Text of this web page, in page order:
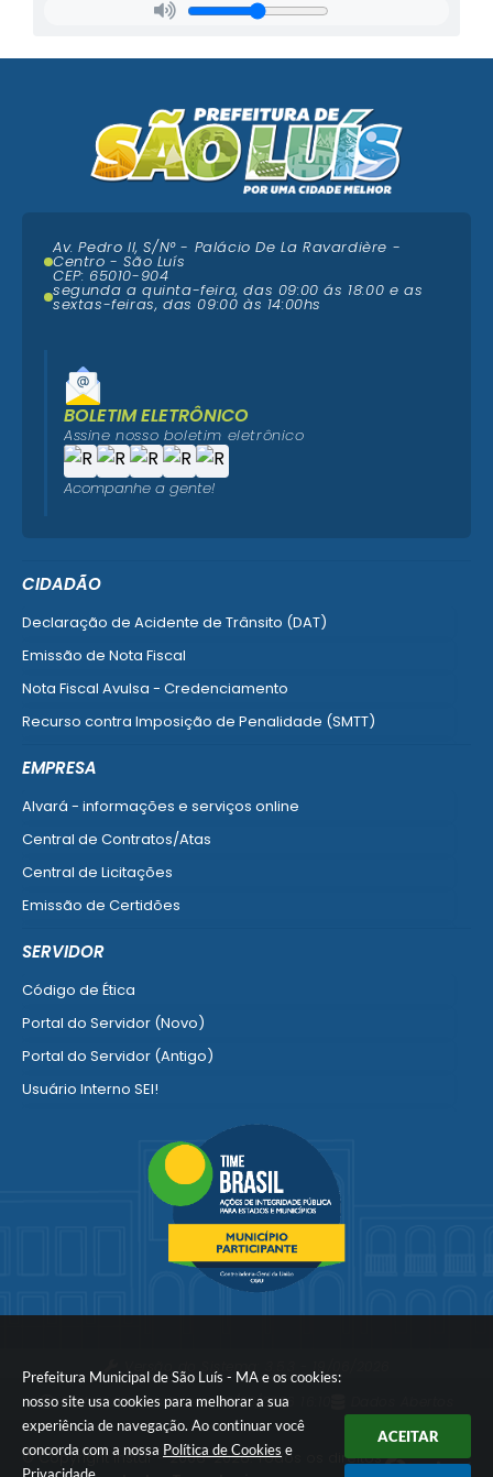
Prefeitura Municipal de São Luís - MA e os cookies:
nosso site usa cookies para melhorar a sua
experiência de navegação. Ao continuar você
concorda com a nossa Política de Cookies e
ACEITAR
CIDADÃO
Declaração de Acidente de Trânsito (DAT)
Emissão de Nota Fiscal
Nota Fiscal Avulsa - Credenciamento
Recurso contra Imposição de Penalidade (SMTT)
EMPRESA
Alvará - informações e serviços online
Central de Contratos/Atas
Central de Licitações
Emissão de Certidões
SERVIDOR
Código de Ética
Portal do Servidor (Novo)
Portal do Servidor (Antigo)
Usuário Interno SEI!
Portal do Segurado
Manual de Gestão Patrimonial
Ver mais serviços para o Servidor
Av. Pedro II, S/N° - Palácio De La Ravardière -
Centro - São Luís
CEP: 65010-904
segunda a quinta-feira, das 09:00 ás 18:00 e as
sextas-feiras, das 09:00 às 14:00hs
BOLETIM ELETRÔNICO
Assine nosso boletim eletrônico
Acompanhe a gente!
Portal atualizado em:08/08/2026 16:10
© Copyright Instar - 2006-2026. Todos os direitos